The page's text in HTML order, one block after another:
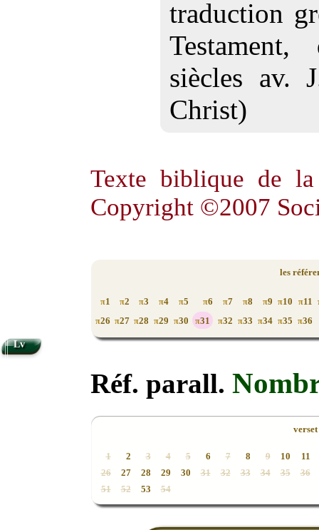
traduction
siècles av.
Christ)
Texte biblique de
Copyright ©2007
les
π1 π2 π3 π4 π5 π6 π7 π8 π9 π10 π11
π26 π27 π28 π29 π30 π31 π32 π33 π34 π35 π36
Réf. parall.
verset
1 2 3 4 5 6 7 8 9 10
11
26
27 28 29 30 31 32 33 34 35
36
51
52 53 54
Lv